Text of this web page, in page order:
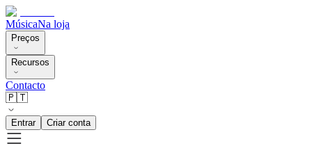
MúsicaNa loja
Preços
Recursos
Contacto
🇵🇹
Entrar Criar conta